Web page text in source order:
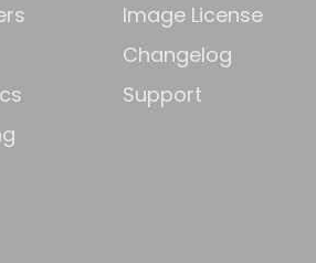
Image License
Changelog
Support